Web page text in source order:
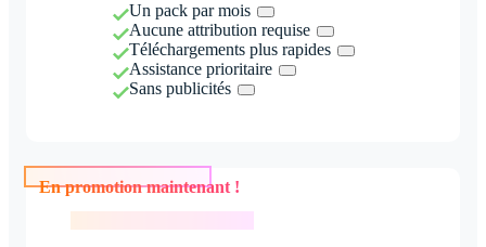
Un pack par mois
Aucune attribution requise
Téléchargements plus rapides
Assistance prioritaire
Sans publicités
En promotion maintenant !